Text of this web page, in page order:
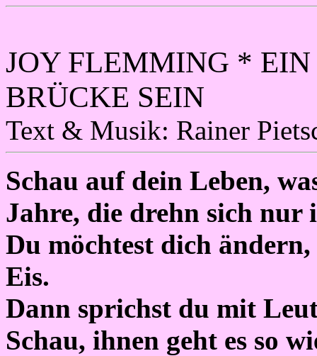
JOY FLEMMING *
BRÜCKE SEIN
Text & Musik: Rainer
Schau auf dein Leben,
Jahre, die drehn sich nur
Du möchtest dich
Eis.
Dann sprichst du mit
Schau, ihnen geht es so